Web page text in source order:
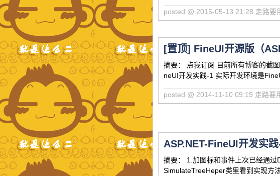
posted @ 2015-05-13 21:28 走路要
[置顶] FineUI开源版（
摘要： 点我订阅 目前所有博客的截
neUI开发实践-1 实际开发环境是
posted @ 2014-11-10 09:19 走路要
ASP.NET-FineUI开发实
摘要： 1.加图标和事件上次已经通
SimulateTreeHeper类里看到实现方